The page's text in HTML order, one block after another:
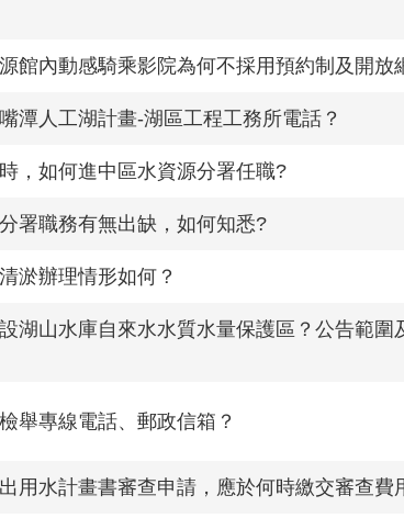
館內動感騎乘影院為何不採用預約制及開放
潭人工湖計畫-湖區工程工務所電話？
，如何進中區水資源分署任職?
署職務有無出缺，如何知悉?
淤辦理情形如何？
湖山水庫自來水水質水量保護區？公告範圍
舉專線電話、郵政信箱？
用水計畫書審查申請，應於何時繳交審查費